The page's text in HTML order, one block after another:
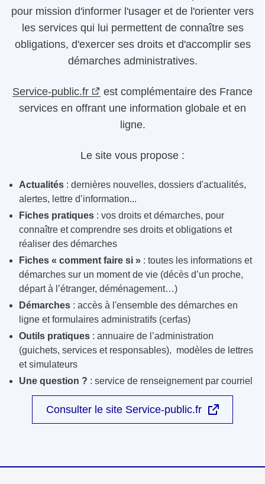
pour mission d'informer l'usager et de l'orienter vers
les services qui lui permettent de connaître ses
obligations, d'exercer ses droits et d'accomplir ses
démarches administratives.
Service-public.fr
est complémentaire des France
services en offrant une information globale et en
ligne.
Le site vous propose :
Actualités : dernières nouvelles, dossiers d'actualités,
alertes, lettre d’information...
Fiches pratiques : vos droits et démarches, pour
connaître et comprendre ses droits et obligations et
réaliser des démarches
Fiches « comment faire si » : toutes les informations et
démarches sur un moment de vie (décès d’un proche,
départ à l’étranger, déménagement…)
Démarches : accès à l'ensemble des démarches en
ligne et formulaires administratifs (cerfas)
Outils pratiques : annuaire de l’administration
(guichets, services et responsables), modèles de lettres
et simulateurs
Une question ? : service de renseignement par courriel
Consulter le site Service-public.fr